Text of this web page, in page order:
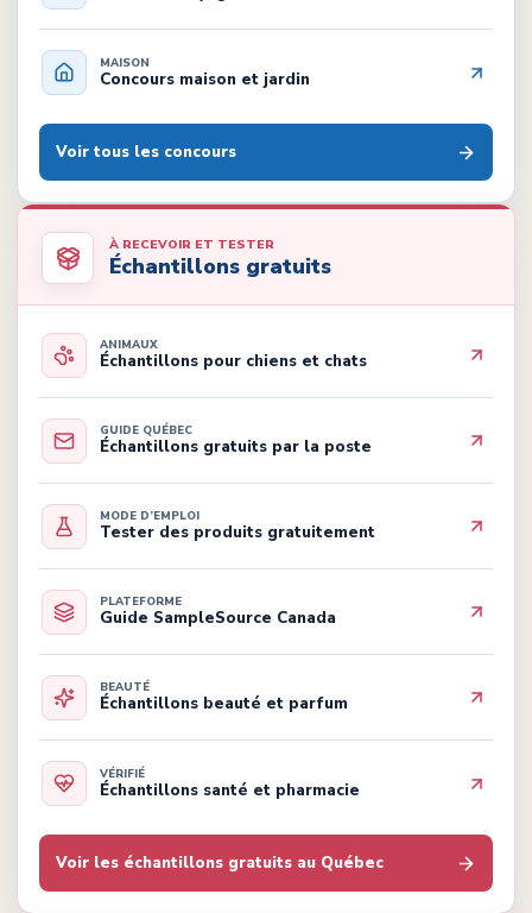
MAISON
Concours maison et jardin
Voir tous les concours
À RECEVOIR ET TESTER
Échantillons gratuits
ANIMAUX
Échantillons pour chiens et chats
GUIDE QUÉBEC
Échantillons gratuits par la poste
MODE D’EMPLOI
Tester des produits gratuitement
PLATEFORME
Guide SampleSource Canada
BEAUTÉ
Échantillons beauté et parfum
VÉRIFIÉ
Échantillons santé et pharmacie
Voir les échantillons gratuits au Québec